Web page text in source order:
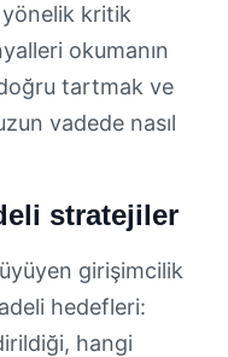
yönelik kritik
okumanın
tartmak ve
vadede nasıl
stratejiler
girişimcilik
hedefleri:
hangi